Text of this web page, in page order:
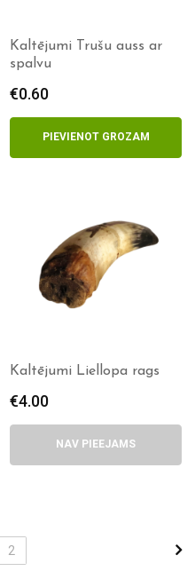
Kaltējumi Trušu auss ar
spalvu
€0.60
PIEVIENOT GROZAM
Kaltējumi Liellopa rags
€4.00
NAV PIEEJAMS
2